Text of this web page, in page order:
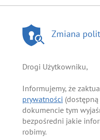
Zmiana
Drogi Użytkowniku,
Informujemy, że
prywatności
dokumencie tym
bezpośredni jakie
robimy.